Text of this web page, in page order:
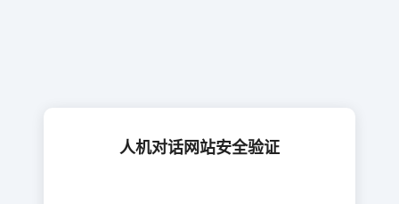
人机对话网站安全验证